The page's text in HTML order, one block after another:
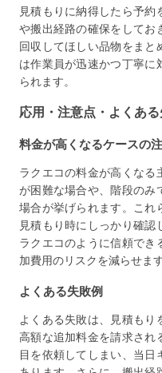
見積もりに納得したら予
や搬出経路の確保をしてお
回収してほしい品物をまと
は作業員が迅速かつ丁寧
られます。
応用・注意点・よくあ
料金が高くなるケースの
ラクエコの料金が高くなる
が困難な場合や、階段のみ
場合が挙げられます。これ
見積もり時にしっかり確
ラクエコのように信頼でき
加費用のリスクを減らせます
よくある失敗例
よくある失敗は、見積もり
高額な追加料金を請求され
目を依頼してしまい、当日